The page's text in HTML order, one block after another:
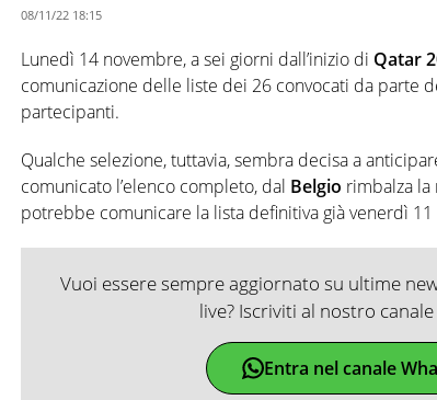
08/11/22 18:15
Lunedì 14 novembre, a sei giorni dall’inizio di Qatar
comunicazione delle liste dei 26 convocati da parte
partecipanti.
Qualche selezione, tuttavia, sembra decisa a
comunicato l’elenco completo, dal Belgio rimbalza la
potrebbe comunicare la lista definitiva già venerdì
Vuoi essere sempre aggiornato su ultime
live? Iscriviti al nostro canale
Entra nel canale